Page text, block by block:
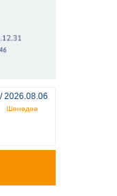
2026.08.06
Шөнөдөө